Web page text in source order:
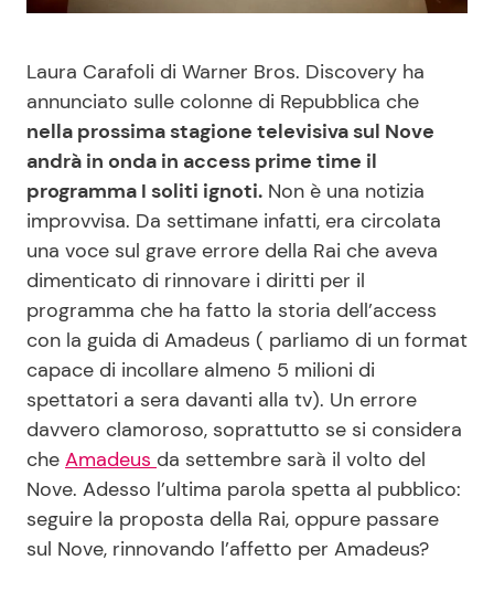
Moda e Style
Mondo Mamma
News benessere
Salute
Viaggi e Turismo
Festività
Dolci
Le Ricette in TV
Primi Piatti
Ricette Facili e Veloci
Ricette Feste
Ricette per Bambini
Seguici
Laura Carafoli di Warner Bros. Discovery ha
annunciato sulle colonne di Repubblica che
nella prossima stagione televisiva sul Nove
andrà in onda in access prime time il
programma I soliti ignoti. Non è una notizia
improvvisa. Da settimane infatti, era circolata
una voce sul grave errore della Rai che aveva
dimenticato di rinnovare i diritti per il
programma che ha fatto la storia dell’access
con la guida di Amadeus ( parliamo di un format
capace di incollare almeno 5 milioni di
spettatori a sera davanti alla tv). Un errore
davvero clamoroso, soprattutto se si considera
che Amadeus da settembre sarà il volto del
Nove. Adesso l’ultima parola spetta al pubblico:
seguire la proposta della Rai, oppure passare
sul Nove, rinnovando l’affetto per Amadeus?